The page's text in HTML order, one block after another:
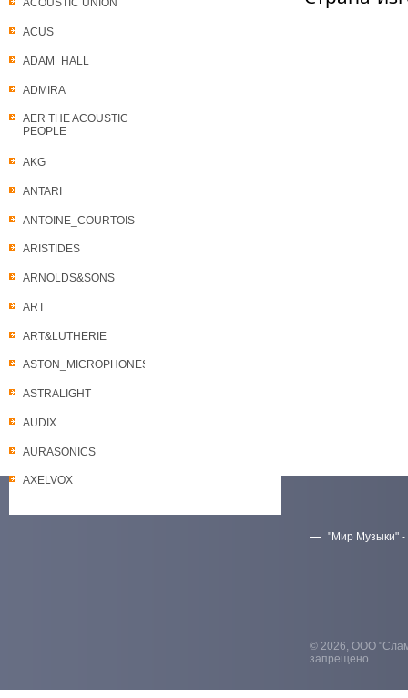
ACOUSTIC UNION
ACUS
ADAM_HALL
ADMIRA
AER THE ACOUSTIC
PEOPLE
AKG
ANTARI
ANTOINE_COURTOIS
ARISTIDES
ARNOLDS&SONS
ART
ART&LUTHERIE
ASTON_MICROPHONES
ASTRALIGHT
AUDIX
AURASONICS
AXELVOX
"Мир Музыки" -
© 2026, ООО
запрещено.